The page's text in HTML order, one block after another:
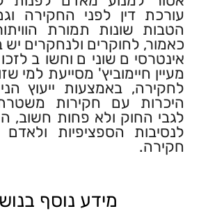
עורכת דין לפני החקירה
הטבות שונות תמורת
כאמור, לחוקרים ולנחקרים
אינטרסים שונים וחשוב
מעיין חיימוביץ' מסייעת למי
לחקירה, באמצעות ייעוץ
היכרות עם חקירות
לגבי החוק ולא פחות
לנסיבות הספציפיות
חקירה.
מידע נוסף